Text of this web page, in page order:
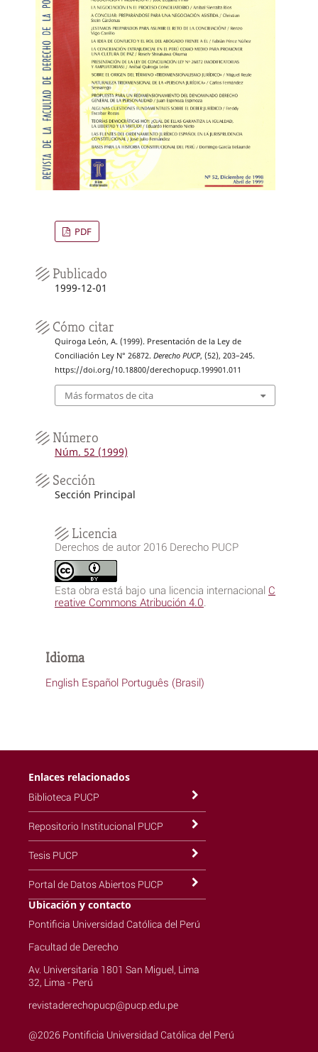
PDF
Publicado
1999-12-01
Cómo citar
Quiroga León, A. (1999). Presentación de la Ley de
Conciliación Ley N° 26872. Derecho PUCP, (52), 203–245.
https://doi.org/10.18800/derechopucp.199901.011
Más formatos de cita
Número
Núm. 52 (1999)
Sección
Sección Principal
Licencia
Derechos de autor 2016 Derecho PUCP
Esta obra está bajo una licencia internacional C
reative Commons Atribución 4.0
Idioma
English Español Português (Brasil)
Enlaces relacionados
Biblioteca PUCP
Repositorio Institucional PUCP
Tesis PUCP
Portal de Datos Abiertos PUCP
Ubicación y contacto
Pontificia Universidad Católica del Perú
Facultad de Derecho
Av. Universitaria 1801 San Miguel, Lima
32, Lima - Perú
revistaderechopucp@pucp.edu.pe
@2026 Pontificia Universidad Católica del Perú